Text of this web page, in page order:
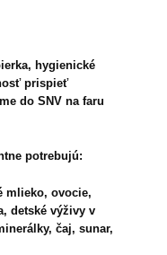
hygienické
prispieť
do SNV na faru
potrebujú:
mlieko, ovocie,
detské výživy v
čaj, sunar,